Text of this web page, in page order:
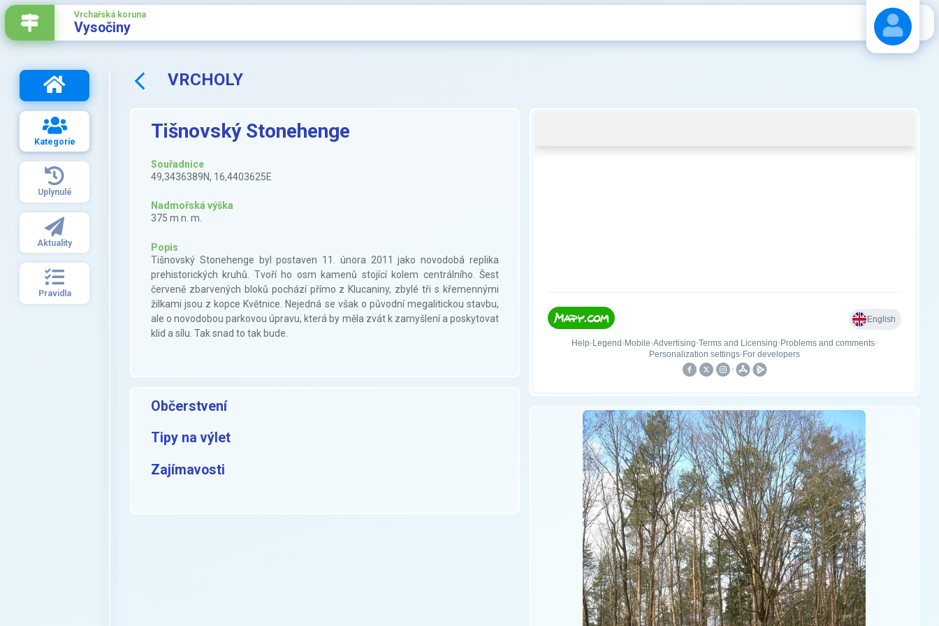
Vrchařská koruna
Vysočiny
Kategorie
Uplynulé
Aktuality
Pravidla
VRCHOLY
Tišnovský Stonehenge
Souřadnice
49,3436389N, 16,4403625E
Nadmořská výška
375 m n. m.
Popis
Tišnovský Stonehenge byl postaven 11. února 2011 jako novodobá replika
prehistorických kruhů. Tvoří ho osm kamenů stojící kolem centrálního. Šest
červeně zbarvených bloků pochází přímo z Klucaniny, zbylé tři s křemennými
žilkami jsou z kopce Květnice. Nejedná se však o původní megalitickou stavbu,
ale o novodobou parkovou úpravu, která by měla zvát k zamyšlení a poskytovat
klid a sílu. Tak snad to tak bude.
Občerstvení
Tipy na výlet
Zajímavosti